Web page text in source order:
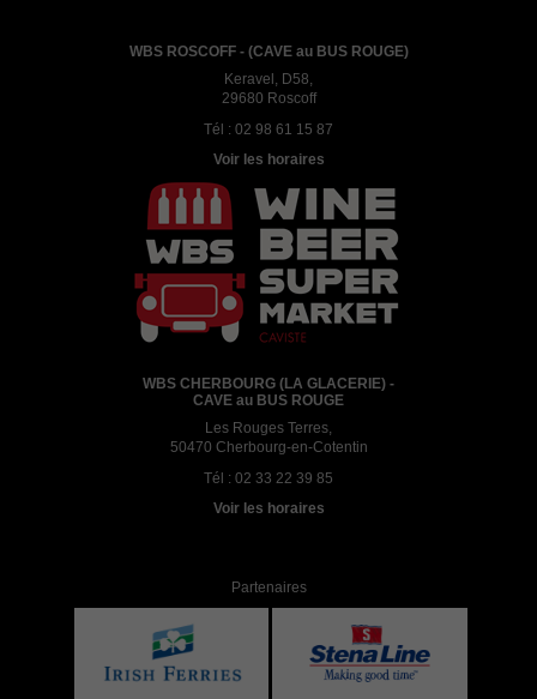
WBS ROSCOFF - (CAVE au BUS ROUGE)
Keravel, D58,
29680 Roscoff
Tél : 02 98 61 15 87
Voir les horaires
WBS CHERBOURG (LA GLACERIE) -
CAVE au BUS ROUGE
Les Rouges Terres,
50470 Cherbourg-en-Cotentin
Tél : 02 33 22 39 85
Voir les horaires
Partenaires